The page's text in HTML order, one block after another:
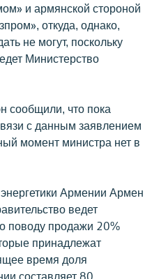
и армянской стороной
откуда, однако,
не могут, поскольку
Министерство
сообщили, что пока
с данным заявлением
момент министра нет в
Армении Армен
ведет
поводу продажи 20%
принадлежат
время доля
составляет 80